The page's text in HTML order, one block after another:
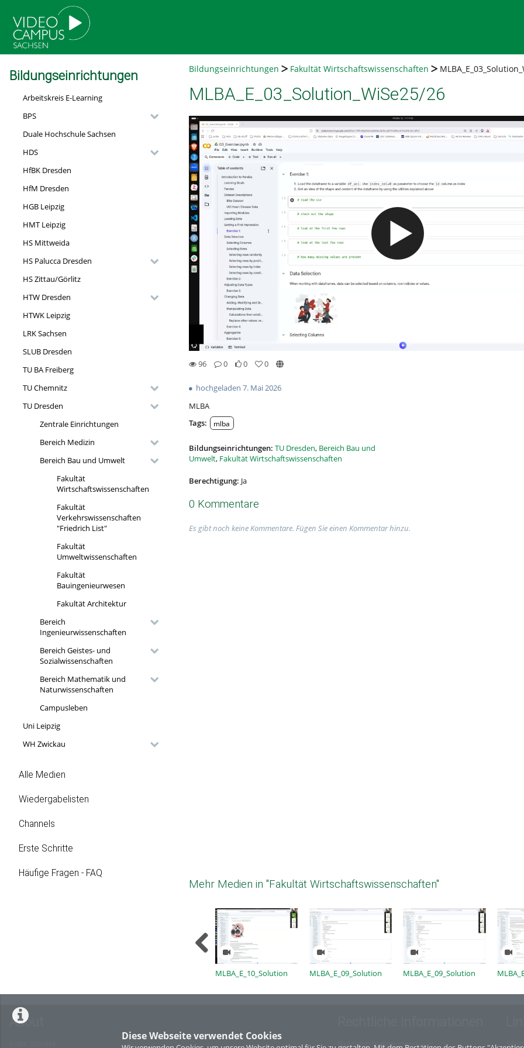
Diese Webseite verwendet Cookies
Bildungseinrichtungen
Arbeitskreis E-Learning
BPS
Duale Hochschule Sachsen
HDS
HfBK Dresden
HfM Dresden
HGB Leipzig
HMT Leipzig
HS Mittweida
HS Palucca Dresden
HS Zittau/Görlitz
HTW Dresden
HTWK Leipzig
LRK Sachsen
SLUB Dresden
TU BA Freiberg
TU Chemnitz
TU Dresden
Zentrale Einrichtungen
Bereich Medizin
Bereich Bau und Umwelt
Fakultät
Wirtschaftswissenschaften
Fakultät
Verkehrswissenschaften
"Friedrich List"
Fakultät
Umweltwissenschaften
Fakultät
Bauingenieurwesen
Fakultät Architektur
Bereich
Ingenieurwissenschaften
Bereich Geistes- und
Sozialwissenschaften
Bereich Mathematik und
Naturwissenschaften
Campusleben
Uni Leipzig
WH Zwickau
Alle Medien
Wiedergabelisten
Channels
Erste Schritte
Häufige Fragen - FAQ
Bildungseinrichtungen Fakultät Wirtschaftswissenschaften
MLBA_E_03_Solution_WiSe25/26
Video abspielen
96
0
0
0
hochgeladen 7. Mai 2026
MLBA
Tags:
mlba
Bildungseinrichtungen: TU Dresden, Bereich Bau und
Umwelt, Fakultät Wirtschaftswissenschaften
Berechtigung: Ja
0 Kommentare
Es gibt noch keine Kommentare. Fügen Sie einen Kommentar hinzu.
Mehr Medien in "Fakultät Wirtschaftswissenschaften"
MLBA_E_10_Solution MLBA_E_09_Solution MLBA_E_09_Solution
About
Nutzungsbedingungen